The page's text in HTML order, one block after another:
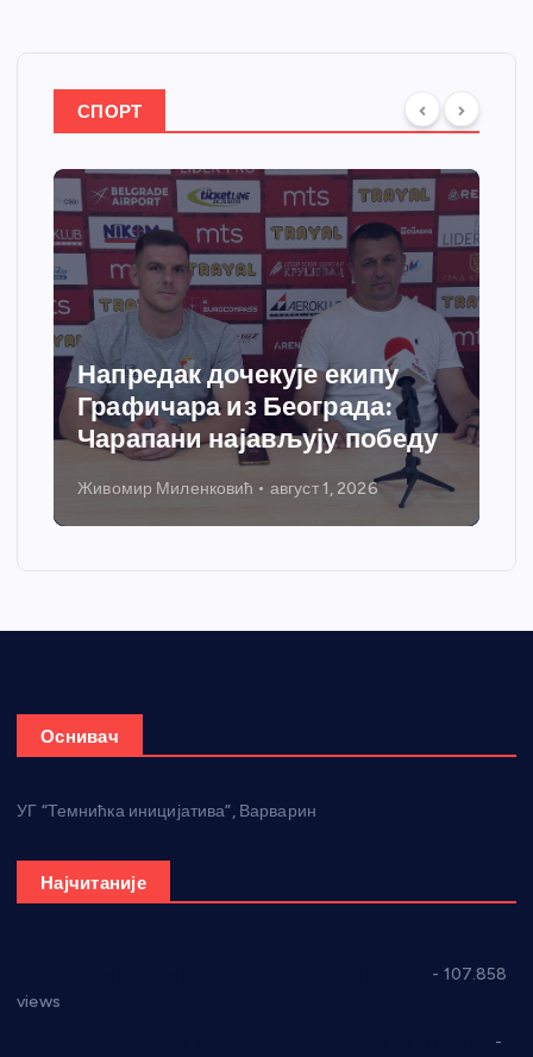
СПОРТ
Напредак дочекује екипу
Графичара из Београда:
Чарапани најављују победу
Живомир Миленковић август 1, 2026
Оснивач
УГ “Темнићка иницијатива”, Варварин
Најчитаније
- 107.858
views
-